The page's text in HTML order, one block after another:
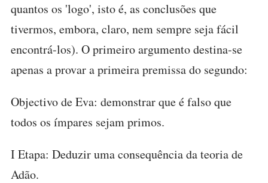
quantos os 'logo', isto é, as conclusões que
tivermos, embora, claro, nem sempre seja fácil
encontrá-los). O primeiro argumento destina-se
apenas a provar a primeira premissa do segundo:
Objectivo de Eva: demonstrar que é falso que
todos os ímpares sejam primos.
I Etapa: Deduzir uma consequência da teoria de
Adão.